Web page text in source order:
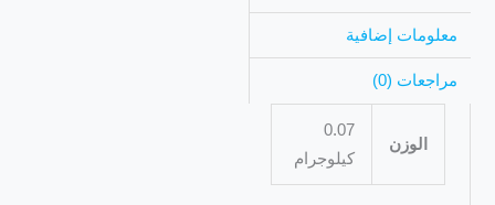
معلومات إضافية
مراجعات (0)
الوزن
0.07
كيلوجرام